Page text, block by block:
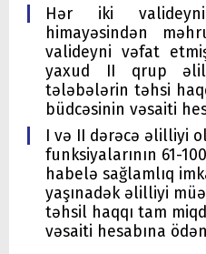
Hər iki
himayəsindən
valideyni vəfat
yaxud II qrup əlil
tələbələrin təhsi
büdcəsinin vəsaiti
I və II dərəcə əlilliyi
funksiyalarının 61-
habelə sağlamlıq
yaşınadək əlilliyi
təhsil haqqı tam
vəsaiti hesabına